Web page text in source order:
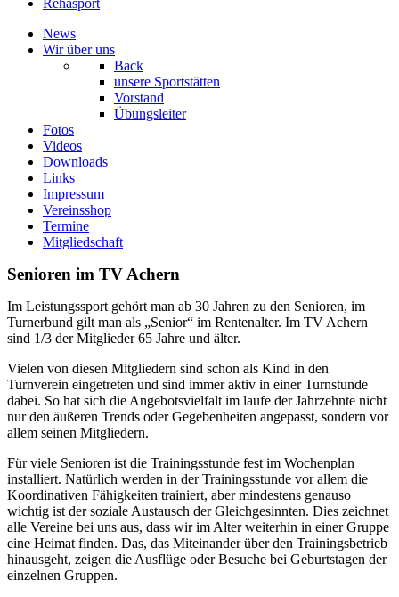
Rehasport
News
Wir über uns
Back
unsere Sportstätten
Vorstand
Übungsleiter
Fotos
Videos
Downloads
Links
Impressum
Vereinsshop
Termine
Mitgliedschaft
Senioren im TV Achern
Im Leistungssport gehört man ab 30 Jahren zu den Senioren, im
Turnerbund gilt man als „Senior“ im Rentenalter. Im TV Achern
sind 1/3 der Mitglieder 65 Jahre und älter.
Vielen von diesen Mitgliedern sind schon als Kind in den
Turnverein eingetreten und sind immer aktiv in einer Turnstunde
dabei. So hat sich die Angebotsvielfalt im laufe der Jahrzehnte nicht
nur den äußeren Trends oder Gegebenheiten angepasst, sondern vor
allem seinen Mitgliedern.
Für viele Senioren ist die Trainingsstunde fest im Wochenplan
installiert. Natürlich werden in der Trainingsstunde vor allem die
Koordinativen Fähigkeiten trainiert, aber mindestens genauso
wichtig ist der soziale Austausch der Gleichgesinnten. Dies zeichnet
alle Vereine bei uns aus, dass wir im Alter weiterhin in einer Gruppe
eine Heimat finden. Das, das Miteinander über den Trainingsbetrieb
hinausgeht, zeigen die Ausflüge oder Besuche bei Geburtstagen der
einzelnen Gruppen.